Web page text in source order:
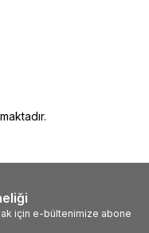
için e-bültenimize abone